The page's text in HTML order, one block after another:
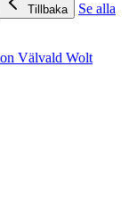
Tillbaka
Se alla
Välvald Wolt